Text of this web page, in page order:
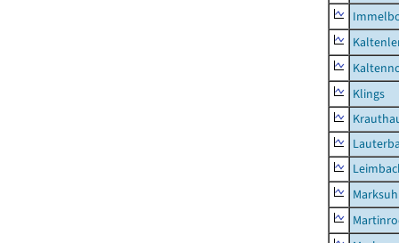
Klings